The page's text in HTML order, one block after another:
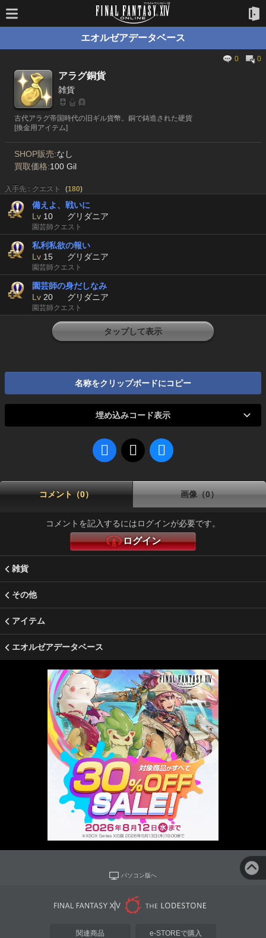
エオルゼアデータベース
0 0
アラグ銅貨
雑貨
古代アラグ帝国時代の旧ギル貨幣。銅で鋳造された硬貨
[換金用アイテム]
SHOP販売:なし
買取価格:100 Gil
入手先 : クエスト (180)
備えよ、戦いに
Lv 10 グリダニア
園芸師クエスト
私利私欲の報い
Lv 15 グリダニア
園芸師クエスト
園芸師の身だしなみ
Lv 20 グリダニア
園芸師クエスト
タップして表示
名称をクリップボードにコピー
埋め込みコード表示
コメント（0） 画像（0）
コメントを記入するにはログインが必要です。
ログイン
雑貨
その他
アイテム
エオルゼアデータベース
パソコン版へ
関連商品 e-STOREで購入